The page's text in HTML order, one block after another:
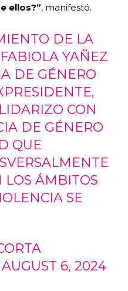
ellos?”, manifestó.
DE LA
YAÑEZ
DE GÉNERO
CON
DE GÉNERO
QUE
LOS ÁMBITOS
SE
AUGUST 6, 2024